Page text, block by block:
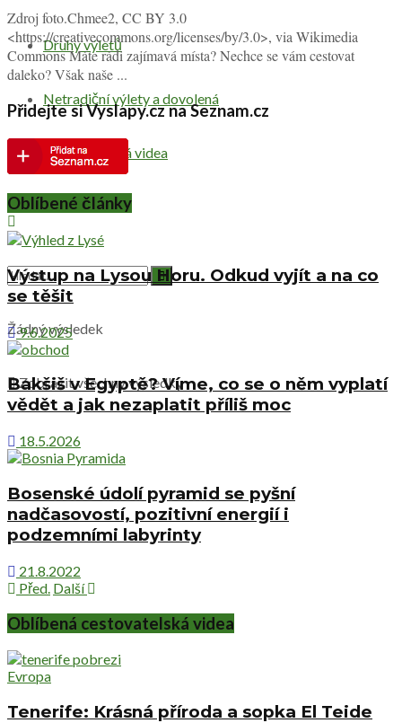
Druhy výletů
Netradiční výlety a dovolená
Cestovatelská videa
Žádný výsledek
Zobrazit všechny výsledky
Zdroj foto.Chmee2, CC BY 3.0
<https://creativecommons.org/licenses/by/3.0>, via Wikimedia
Commons Máte rádi zajímavá místa? Nechce se vám cestovat
daleko? Však naše ...
Přidejte si Vyslapy.cz na Seznam.cz
Oblíbené články
Výstup na Lysou Horu. Odkud vyjít a na co
se těšit
9.6.2025
Bakšiš v Egyptě? Víme, co se o něm vyplatí
vědět a jak nezaplatit příliš moc
18.5.2026
Bosenské údolí pyramid se pyšní
nadčasovostí, pozitivní energií i
podzemními labyrinty
21.8.2022
Před. Další
Oblíbená cestovatelská videa
Evropa
Tenerife: Krásná příroda a sopka El Teide